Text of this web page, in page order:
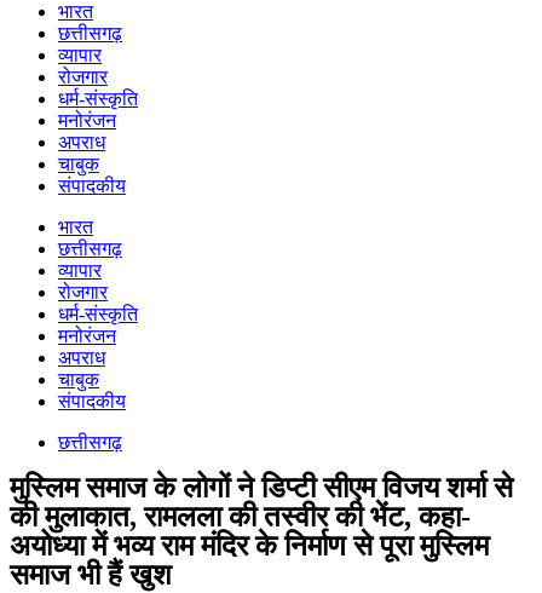
भारत
छत्तीसगढ़
व्यापार
रोजगार
धर्म-संस्कृति
मनोरंजन
अपराध
चाबुक
संपादकीय
भारत
छत्तीसगढ़
व्यापार
रोजगार
धर्म-संस्कृति
मनोरंजन
अपराध
चाबुक
संपादकीय
छत्तीसगढ़
मुस्लिम समाज के लोगों ने डिप्टी सीएम विजय शर्मा से
की मुलाकात, रामलला की तस्वीर की भेंट, कहा-
अयोध्या में भव्य राम मंदिर के निर्माण से पूरा मुस्लिम
समाज भी हैं खुश